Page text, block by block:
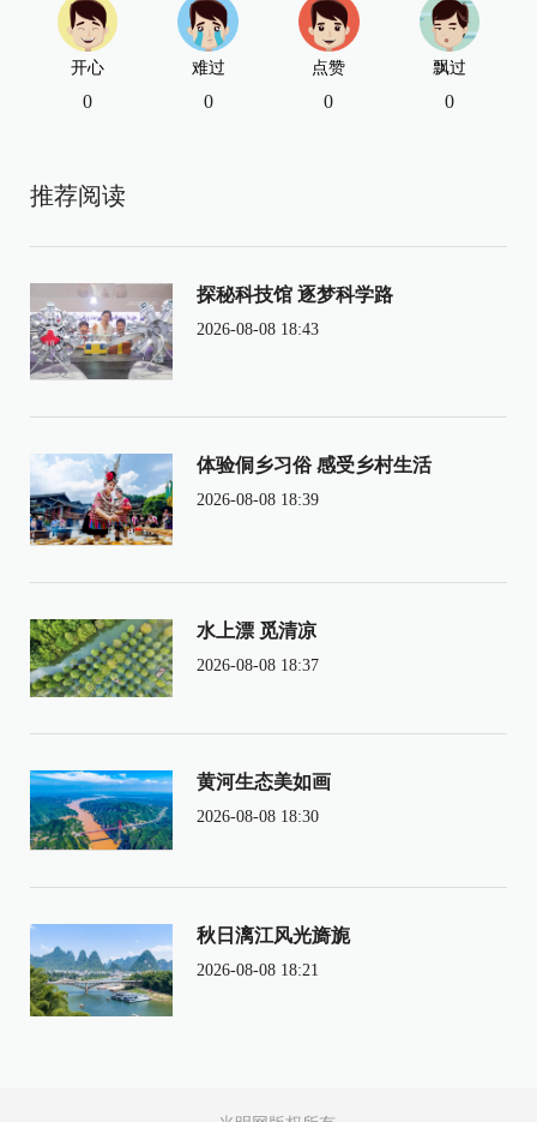
开心
0
难过
0
点赞
0
飘过
0
推荐阅读
探秘科技馆 逐梦科学路
2026-08-08 18:43
体验侗乡习俗 感受乡村生活
2026-08-08 18:39
水上漂 觅清凉
2026-08-08 18:37
黄河生态美如画
2026-08-08 18:30
秋日漓江风光旖旎
2026-08-08 18:21